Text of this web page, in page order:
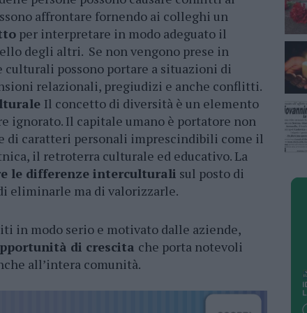
affrontare fornendo ai colleghi un
per interpretare in modo adeguato il
degli altri. Se non vengono prese in
possono portare a situazioni di
relazionali, pregiudizi e anche conflitti.
Il concetto di diversità è un elemento
ignorato. Il capitale umano è portatore non
di caratteri personali imprescindibili come il
il retroterra culturale ed educativo. La
le differenze interculturali sul posto di
eliminarle ma di valorizzarle.
in modo serio e motivato dalle aziende,
di crescita che porta notevoli
all’intera comunità.